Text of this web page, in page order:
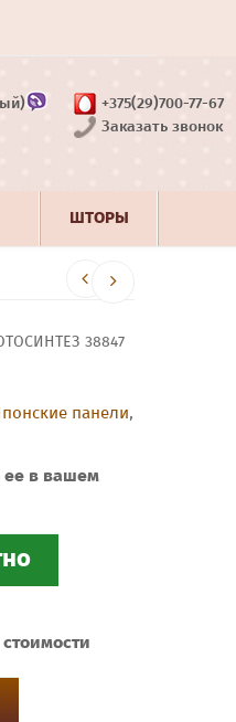
+375(29)700-77-67
Заказать звонок
ШТОРЫ
38847
панели,
ее в вашем